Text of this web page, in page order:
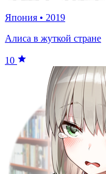
Япония • 2019
Алиса в жуткой стране
10